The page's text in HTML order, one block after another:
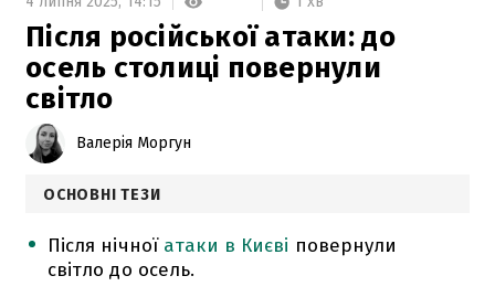
Після російської атаки: до
осель столиці повернули
світло
Валерія Моргун
ОСНОВНІ ТЕЗИ
Після нічної атаки в Києві повернули
світло до осель.